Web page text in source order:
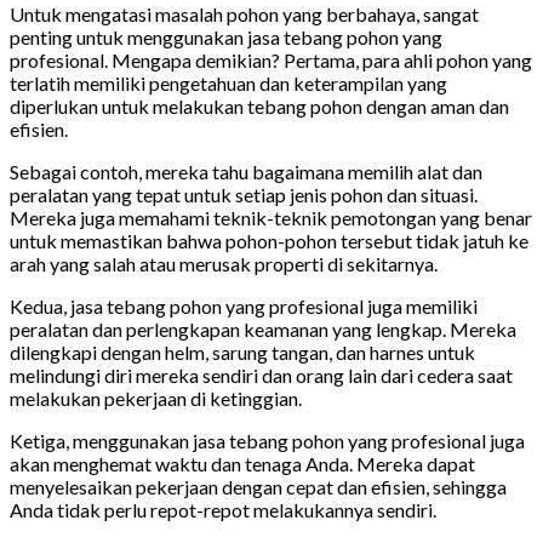
Untuk mengatasi masalah pohon yang berbahaya, sangat
penting untuk menggunakan jasa tebang pohon yang
profesional. Mengapa demikian? Pertama, para ahli pohon yang
terlatih memiliki pengetahuan dan keterampilan yang
diperlukan untuk melakukan tebang pohon dengan aman dan
efisien.
Sebagai contoh, mereka tahu bagaimana memilih alat dan
peralatan yang tepat untuk setiap jenis pohon dan situasi.
Mereka juga memahami teknik-teknik pemotongan yang benar
untuk memastikan bahwa pohon-pohon tersebut tidak jatuh ke
arah yang salah atau merusak properti di sekitarnya.
Kedua, jasa tebang pohon yang profesional juga memiliki
peralatan dan perlengkapan keamanan yang lengkap. Mereka
dilengkapi dengan helm, sarung tangan, dan harnes untuk
melindungi diri mereka sendiri dan orang lain dari cedera saat
melakukan pekerjaan di ketinggian.
Ketiga, menggunakan jasa tebang pohon yang profesional juga
akan menghemat waktu dan tenaga Anda. Mereka dapat
menyelesaikan pekerjaan dengan cepat dan efisien, sehingga
Anda tidak perlu repot-repot melakukannya sendiri.